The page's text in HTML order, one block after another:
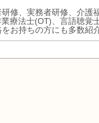
修、実務者研修、介護
療法士(OT)、言語聴覚
お持ちの方にも多数紹